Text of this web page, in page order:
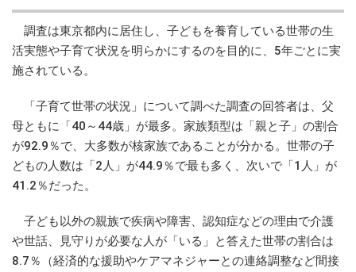
調査は東京都内に居住し、子どもを養育している世帯の生
活実態や子育て状況を明らかにするのを目的に、5年ごとに実
施されている。
「子育て世帯の状況」について調べた調査の回答者は、父
母ともに「40～44歳」が最多。家族類型は「親と子」の割合
が92.9％で、大多数が核家族であることが分かる。世帯の子
どもの人数は「2人」が44.9％で最も多く、次いで「1人」が
41.2％だった。
子ども以外の親族で疾病や障害、認知症などの理由で介護
や世話、見守りが必要な人が「いる」と答えた世帯の割合は
8.7％（経済的な援助やケアマネジャーとの連絡調整など間接